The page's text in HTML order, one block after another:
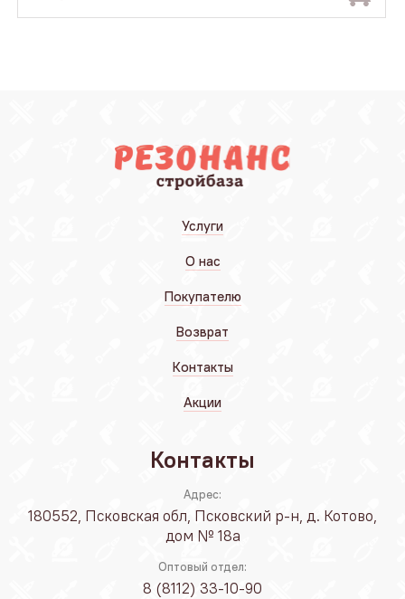
Услуги
О нас
Покупателю
Возврат
Контакты
Акции
Контакты
Адрес:
180552, Псковская обл, Псковский р-н, д. Котово,
дом № 18а
Оптовый отдел:
8 (8112) 33-10-90